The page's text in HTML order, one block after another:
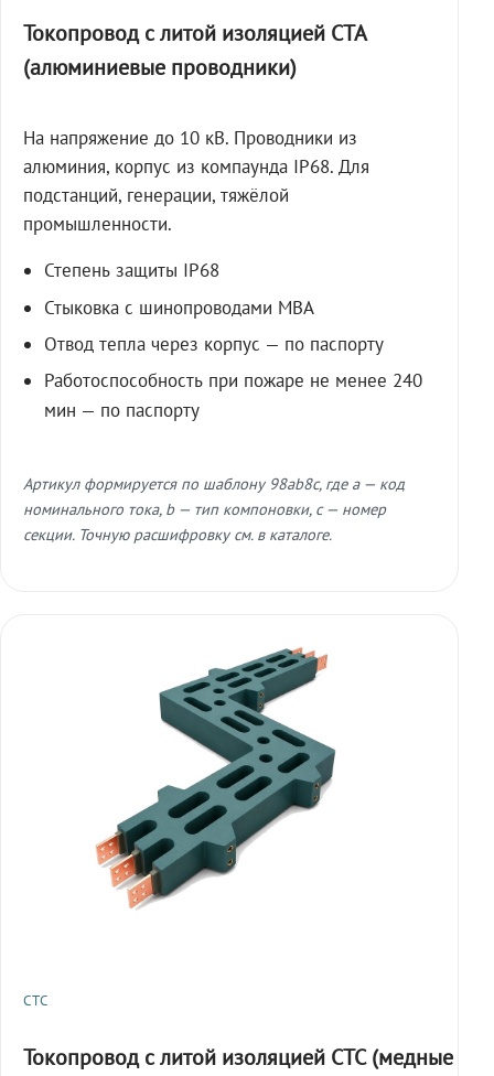
Токопровод с литой изоляцией СТА
(алюминиевые проводники)
На напряжение до 10 кВ. Проводники из
алюминия, корпус из компаунда IP68. Для
подстанций, генерации, тяжёлой
промышленности.
Степень защиты IP68
Стыковка с шинопроводами МВА
Отвод тепла через корпус — по паспорту
Работоспособность при пожаре не менее 240
мин — по паспорту
Артикул формируется по шаблону 98ab8c, где a — код
номинального тока, b — тип компоновки, c — номер
секции. Точную расшифровку см. в каталоге.
СТС
Токопровод с литой изоляцией СТС (медные